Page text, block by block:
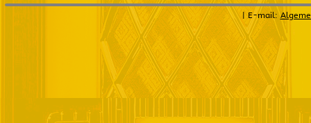
| E-mail: